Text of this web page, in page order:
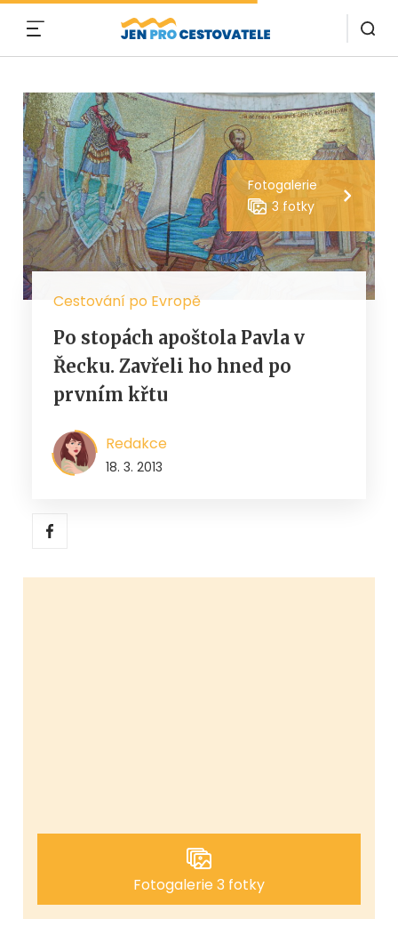
Fotogalerie
3 fotky
Cestování po Evropě
Po stopách apoštola Pavla v
Řecku. Zavřeli ho hned po
prvním křtu
Redakce
18. 3. 2013
Fotogalerie 3 fotky